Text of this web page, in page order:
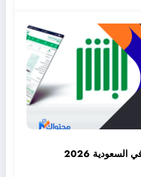
طريقة تغيير مهنة وافد في السعودية 2026